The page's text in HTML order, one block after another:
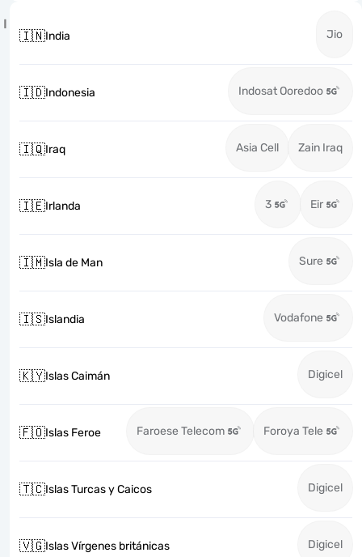
I
🇮🇳India Jio
🇮🇩Indonesia Indosat Ooredoo
🇮🇶Iraq Asia Cell Zain Iraq
🇮🇪Irlanda 3 Eir
🇮🇲Isla de Man Sure
🇮🇸Islandia Vodafone
🇰🇾Islas Caimán Digicel
🇫🇴Islas Feroe Faroese Telecom Foroya Tele
🇹🇨Islas Turcas y Caicos Digicel
🇻🇬Islas Vírgenes británicas Digicel